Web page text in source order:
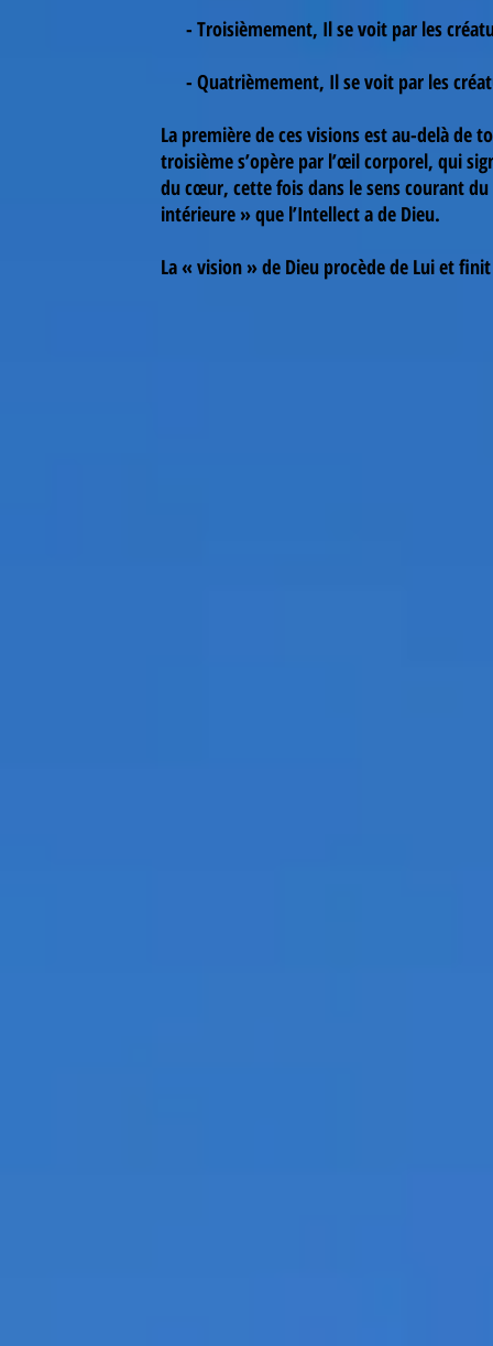
- Troisièmement, Il se voit par les
- Quatrièmement, Il se voit par les
La première de ces visions est au-delà de
troisième s’opère par l’œil corporel, qui
du cœur, cette fois dans le sens courant
intérieure » que l’Intellect a de Dieu.
La « vision » de Dieu procède de Lui et